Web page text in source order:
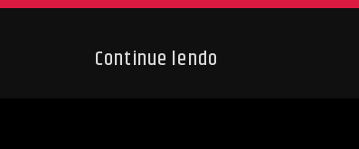
Continue lendo